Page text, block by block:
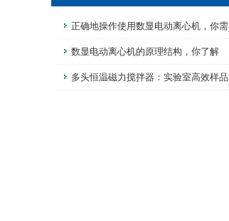
正确地操作使用数显电动离心机，你需
要知道这些
数显电动离心机的原理结构，你了解
吗？多头恒温磁力搅拌器：实验室高效样品